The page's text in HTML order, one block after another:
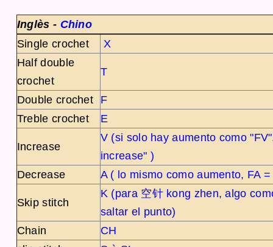
Inglès - Chino
Single crochet
X
Half double
crochet
T
Double crochet
F
Treble crochet
E
Increase
V (si solo hay aumento como
increase" )
Decrease
A ( lo mismo como aumento, FA
Skip stitch
K (para 空针 kong zhen, algo
saltar el punto)
Chain
CH